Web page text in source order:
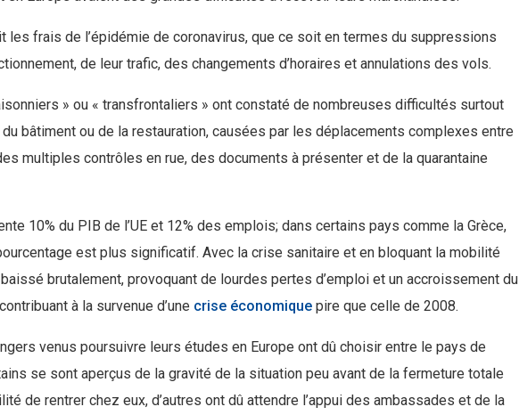
les frais de l’épidémie de coronavirus, que ce soit en termes du suppressions
de leur trafic, des changements d’horaires et annulations des vols.
» ou « transfrontaliers » ont constaté de nombreuses difficultés surtout
bâtiment ou de la restauration, causées par les déplacements complexes entre
multiples contrôles en rue, des documents à présenter et de la quarantaine
10% du PIB de l’UE et 12% des emplois; dans certains pays comme la Grèce,
pourcentage est plus significatif. Avec la crise sanitaire et en bloquant la mobilité
brutalement, provoquant de lourdes pertes d’emploi et un accroissement du
à la survenue d’une crise économique pire que celle de 2008.
venus poursuivre leurs études en Europe ont dû choisir entre le pays de
se sont aperçus de la gravité de la situation peu avant de la fermeture totale
de rentrer chez eux, d’autres ont dû attendre l’appui des ambassades et de la